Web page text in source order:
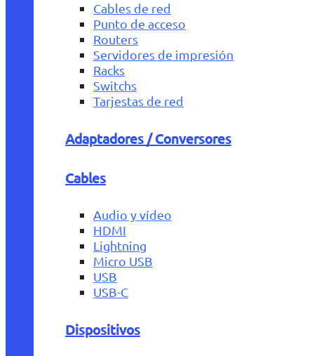
Cables de red
Punto de acceso
Routers
Servidores de impresión
Racks
Switchs
Tarjestas de red
Adaptadores / Conversores
Cables
Audio y vídeo
HDMI
Lightning
Micro USB
USB
USB-C
Dispositivos